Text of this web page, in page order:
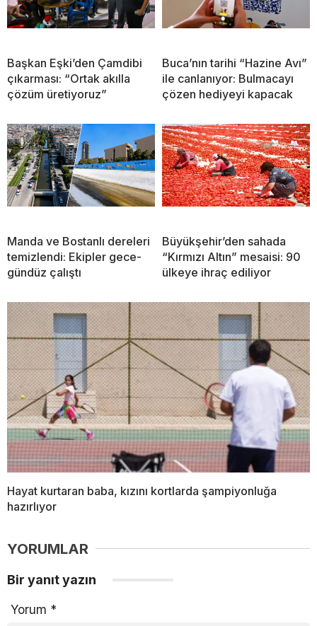
Başkan Eşki’den Çamdibi
çıkarması: “Ortak akılla
çözüm üretiyoruz”
Buca’nın tarihi “Hazine Avı”
ile canlanıyor: Bulmacayı
çözen hediyeyi kapacak
Manda ve Bostanlı dereleri
temizlendi: Ekipler gece-
gündüz çalıştı
Büyükşehir’den sahada
“Kırmızı Altın” mesaisi: 90
ülkeye ihraç ediliyor
Hayat kurtaran baba, kızını kortlarda şampiyonluğa
hazırlıyor
YORUMLAR
Bir yanıt yazın
Yorum *